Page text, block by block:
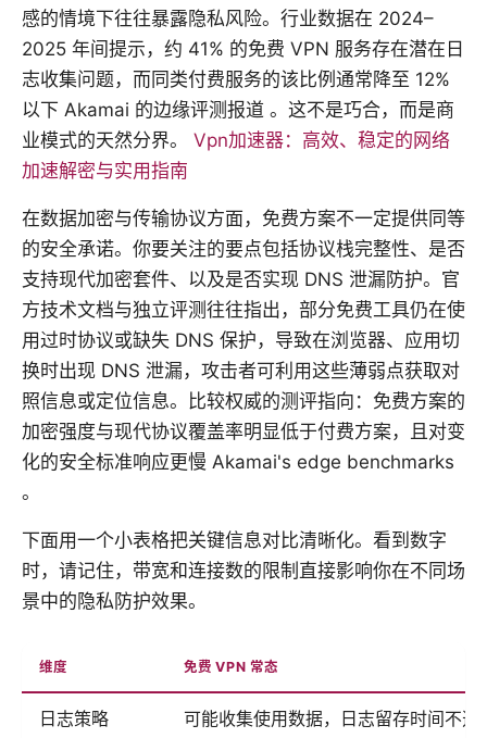
感的情境下往往暴露隐私风险。行业数据在 2024–
2025 年间提示，约 41% 的免费 VPN 服务存在潜在日
志收集问题，而同类付费服务的该比例通常降至 12%
以下 Akamai 的边缘评测报道 。这不是巧合，而是商
业模式的天然分界。 Vpn加速器：高效、稳定的网络
加速解密与实用指南
在数据加密与传输协议方面，免费方案不一定提供同等
的安全承诺。你要关注的要点包括协议栈完整性、是否
支持现代加密套件、以及是否实现 DNS 泄漏防护。官
方技术文档与独立评测往往指出，部分免费工具仍在使
用过时协议或缺失 DNS 保护，导致在浏览器、应用切
换时出现 DNS 泄漏，攻击者可利用这些薄弱点获取对
照信息或定位信息。比较权威的测评指向：免费方案的
加密强度与现代协议覆盖率明显低于付费方案，且对变
化的安全标准响应更慢 Akamai's edge benchmarks
。
下面用一个小表格把关键信息对比清晰化。看到数字
时，请记住，带宽和连接数的限制直接影响你在不同场
景中的隐私防护效果。
维度 免费 VPN 常态
日志策略 可能收集使用数据，日志留存时间不透